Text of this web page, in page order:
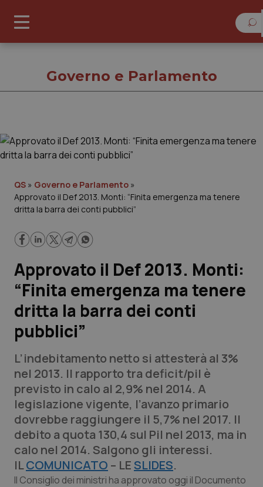
Governo e Parlamento
Regioni e Asl
Lavoro e Professioni
Scienza e Farmaci
Studi e Analisi
Lettere al direttore
Edizioni Regionali
QS Pro
Professionisti Sanitari.AI
Abruzzo
QS Pro Gold
Governo e Parlamento
QS » Governo e Parlamento »
Approvato il Def 2013. Monti: “Finita emergenza ma tenere
dritta la barra dei conti pubblici”
Approvato il Def 2013. Monti:
“Finita emergenza ma tenere
dritta la barra dei conti
pubblici”
L’indebitamento netto si attesterà al 3%
nel 2013. Il rapporto tra deficit/pil è
previsto in calo al 2,9% nel 2014. A
legislazione vigente, l’avanzo primario
dovrebbe raggiungere il 5,7% nel 2017. Il
debito a quota 130,4 sul Pil nel 2013, ma in
calo nel 2014. Salgono gli interessi.
ILCOMUNICATO – LESLIDES.
Il Consiglio dei ministri ha approvato oggi il Documento